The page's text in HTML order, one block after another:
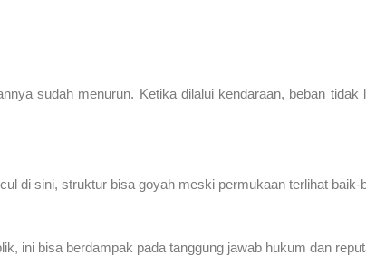
sudah menurun. Ketika dilalui kendaraan, beban
di sini, struktur bisa goyah meski permukaan terlihat baik-
ini bisa berdampak pada tanggung jawab hukum dan